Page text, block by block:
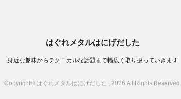
はぐれメタルはにげだした
身近な趣味からテクニカルな話題まで幅広く取り扱っていきます
Copyright© はぐれメタルはにげだした , 2026 All Rights Reserved.